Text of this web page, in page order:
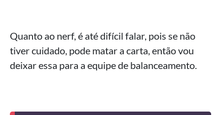
Quanto ao nerf, é até difícil falar, pois se não
tiver cuidado, pode matar a carta, então vou
deixar essa para a equipe de balanceamento.